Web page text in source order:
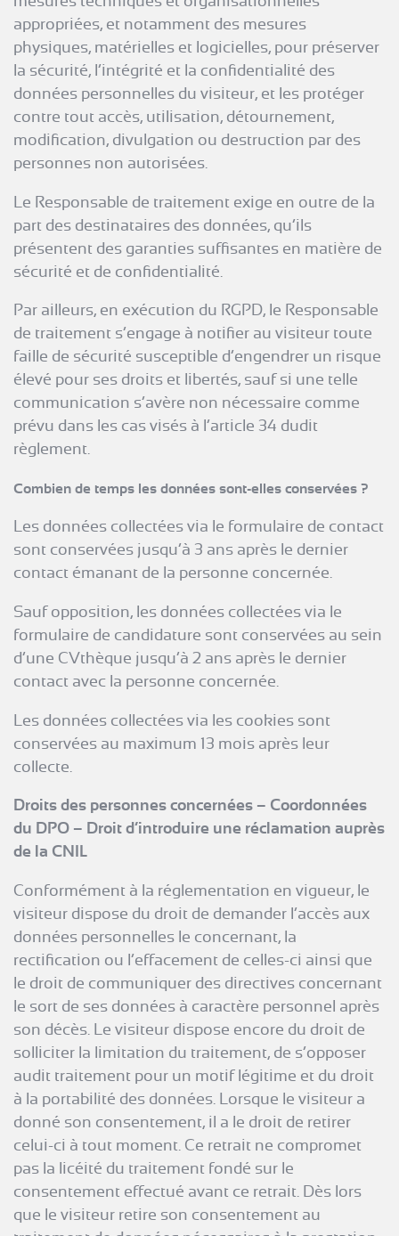
appropriées, et notamment des mesures
physiques, matérielles et logicielles, pour préserver
la sécurité, l’intégrité et la confidentialité des
données personnelles du visiteur, et les protéger
contre tout accès, utilisation, détournement,
modification, divulgation ou destruction par des
personnes non autorisées.
Le Responsable de traitement exige en outre de la
part des destinataires des données, qu’ils
présentent des garanties suffisantes en matière de
sécurité et de confidentialité.
Par ailleurs, en exécution du RGPD, le Responsable
de traitement s’engage à notifier au visiteur toute
faille de sécurité susceptible d’engendrer un risque
élevé pour ses droits et libertés, sauf si une telle
communication s’avère non nécessaire comme
prévu dans les cas visés à l’article 34 dudit
règlement.
Combien de temps les données sont-elles conservées ?
Les données collectées via le formulaire de contact
sont conservées jusqu’à 3 ans après le dernier
contact émanant de la personne concernée.
Sauf opposition, les données collectées via le
formulaire de candidature sont conservées au sein
d’une CVthèque jusqu’à 2 ans après le dernier
contact avec la personne concernée.
Les données collectées via les cookies sont
conservées au maximum 13 mois après leur
collecte.
Droits des personnes concernées – Coordonnées
du DPO – Droit d’introduire une réclamation auprès
de la CNIL
Conformément à la réglementation en vigueur, le
visiteur dispose du droit de demander l’accès aux
données personnelles le concernant, la
rectification ou l’effacement de celles-ci ainsi que
le droit de communiquer des directives concernant
le sort de ses données à caractère personnel après
son décès. Le visiteur dispose encore du droit de
solliciter la limitation du traitement, de s’opposer
audit traitement pour un motif légitime et du droit
à la portabilité des données. Lorsque le visiteur a
donné son consentement, il a le droit de retirer
celui-ci à tout moment. Ce retrait ne compromet
pas la licéité du traitement fondé sur le
consentement effectué avant ce retrait. Dès lors
que le visiteur retire son consentement au